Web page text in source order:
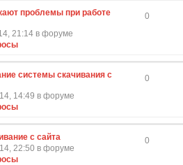
проблемы при работе
21:14 в форуме
0
системы скачивания с
14:49 в форуме
0
с сайта
22:50 в форуме
0